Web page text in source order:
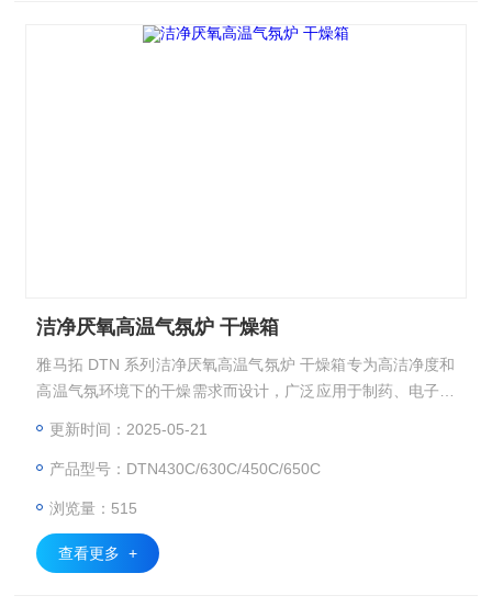
洁净厌氧高温气氛炉 干燥箱
雅马拓 DTN 系列洁净厌氧高温气氛炉 干燥箱专为高洁净度和
高温气氛环境下的干燥需求而设计，广泛应用于制药、电子、
更新时间：2025-05-21
产品型号：DTN430C/630C/450C/650C
浏览量：515
查看更多 +